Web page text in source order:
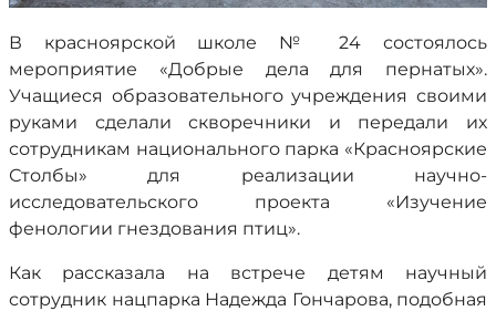
В красноярской школе № 24 состоялось
мероприятие «Добрые дела для пернатых».
Учащиеся образовательного учреждения своими
руками сделали скворечники и передали их
сотрудникам национального парка «Красноярские
Столбы» для реализации научно-
исследовательского проекта «Изучение
фенологии гнездования птиц».
Как рассказала на встрече детям научный
сотрудник нацпарка Надежда Гончарова, подобная